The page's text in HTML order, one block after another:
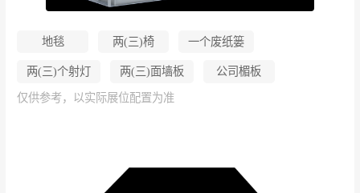
地毯 两(三)椅 一个废纸篓
两(三)个射灯 两(三)面墙板 公司楣板
仅供参考，以实际展位配置为准